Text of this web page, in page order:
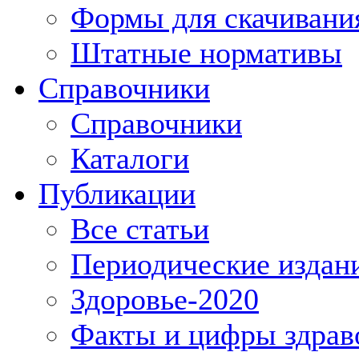
Формы для
Штатные нормативы
Справочники
Справочники
Каталоги
Публикации
Все статьи
Периодические
Здоровье-2020
Факты и цифры